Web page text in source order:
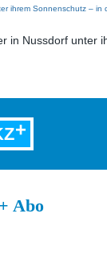
in Nussdorf unter
Abo